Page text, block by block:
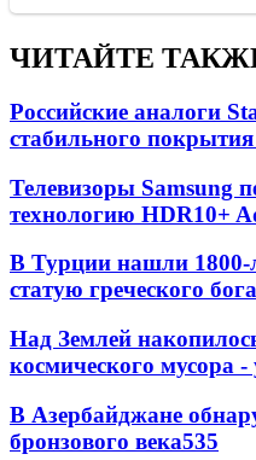
ЧИТАЙТЕ
Российские аналоги
стабильного
Телевизоры Samsung
технологию HDR10+
В Турции нашли
статую греческого бога
Над Землей
космического мусора -
В Азербайджане
бронзового века535